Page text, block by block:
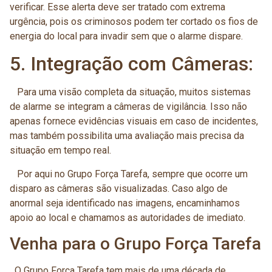
verificar. Esse alerta deve ser tratado com extrema
urgência, pois os criminosos podem ter cortado os fios de
energia do local para invadir sem que o alarme dispare.
5. Integração com Câmeras:
Para uma visão completa da situação, muitos sistemas
de alarme se integram a câmeras de vigilância. Isso não
apenas fornece evidências visuais em caso de incidentes,
mas também possibilita uma avaliação mais precisa da
situação em tempo real.
Por aqui no Grupo Força Tarefa, sempre que ocorre um
disparo as câmeras são visualizadas. Caso algo de
anormal seja identificado nas imagens, encaminhamos
apoio ao local e chamamos as autoridades de imediato.
Venha para o Grupo Força Tarefa